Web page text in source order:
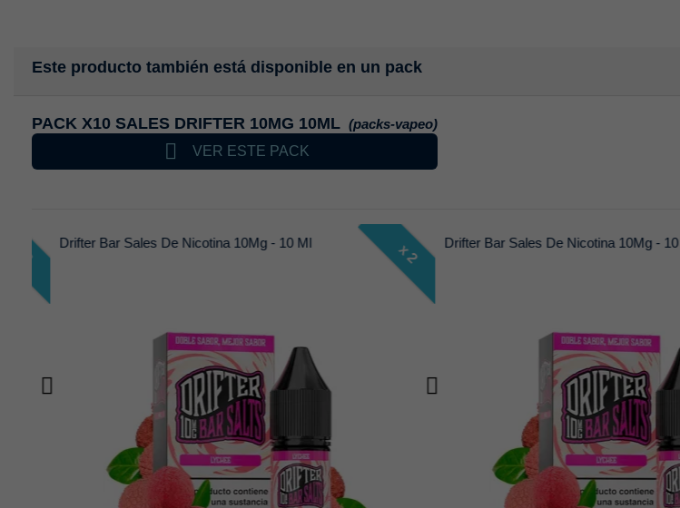
Este producto también está disponible en un pack
PACK X10 SALES DRIFTER 10MG 10ML (packs-vapeo)
 VER ESTE PACK
x 2
Drifter Bar Sales De Nicotina 10Mg - 10 Ml Drifter Bar Sales De Nicotina 10Mg - 10 Ml